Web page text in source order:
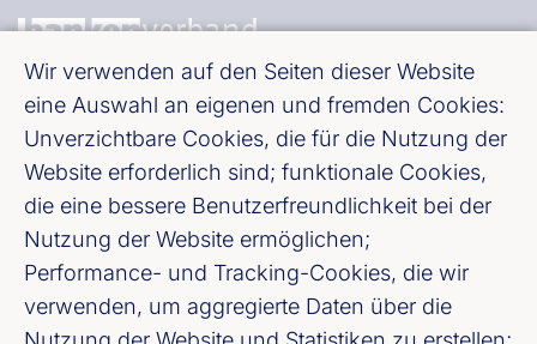
Wir verwenden auf den Seiten dieser Website
eine Auswahl an eigenen und fremden Cookies:
Unverzichtbare Cookies, die für die Nutzung der
Website erforderlich sind; funktionale Cookies,
die eine bessere Benutzerfreundlichkeit bei der
Nutzung der Website ermöglichen;
Performance- und Tracking-Cookies, die wir
verwenden, um aggregierte Daten über die
Bundesverband deutscher Banken e. V.
Burgstraße 28, 10178 Berlin
Fußzeile (Bankenverband)
Impressum
LinkedIn